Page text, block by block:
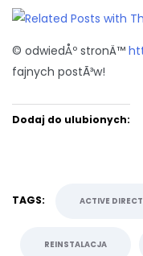
© odwiedÅº stronÄ™
fajnych postÃ³w!
Dodaj do ulubionych:
TAGS: ACTIVE
REINSTALACJA